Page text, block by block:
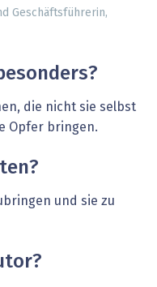
Geschäftsführerin,
die nicht sie selbst
Opfer bringen.
und sie zu